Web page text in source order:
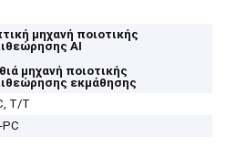
μηχανή ποιοτικής
AI
μηχανή ποιοτικής
εκμάθησης
T/T